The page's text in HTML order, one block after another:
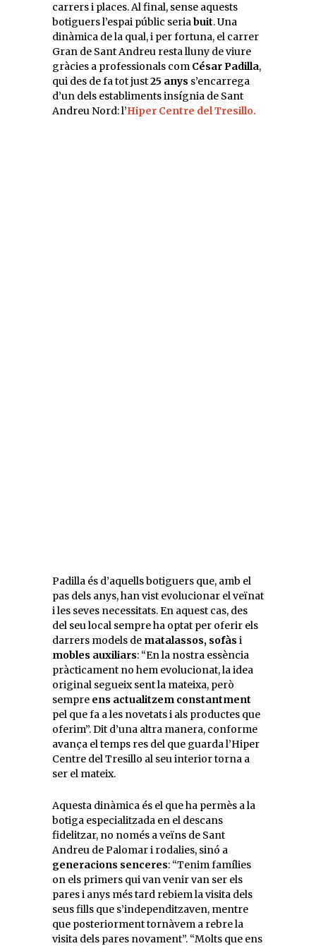
carrers i places. Al final, sense aquests
botiguers l’espai públic seriabuit. Una
dinàmica de la qual, i per fortuna, el carrer
Gran de Sant Andreu resta lluny de viure
gràcies a professionals com César Padilla,
qui des de fa tot just25 anys s’encarrega
d’un dels establiments insígnia de Sant
Andreu Nord: l’Hiper Centre del Tresillo.
Padilla és d’aquells botiguers que, amb el
pas dels anys, han vist evolucionar el veïnat
i les seves necessitats. En aquest cas, des
del seu local sempre ha optat per oferir els
darrers models de matalassos, sofàs i
mobles auxiliars: “En la nostra essència
pràcticament no hem evolucionat, la idea
original segueix sent la mateixa, però
sempre ens actualitzem constantment
pel que fa a les novetats i als productes que
oferim”. Dit d’una altra manera, conforme
avança el temps res del que guarda l’Hiper
Centre del Tresillo al seu interior torna a
ser el mateix.
Aquesta dinàmica és el que ha permès a la
botiga especialitzada en el descans
fidelitzar, no només a veïns de Sant
Andreu de Palomar i rodalies, sinó a
generacions senceres: “Tenim famílies
on els primers qui van venir van ser els
pares i anys més tard rebiem la visita dels
seus fills que s’independitzaven, mentre
que posteriorment tornàvem a rebre la
visita dels pares novament”. “Molts que ens